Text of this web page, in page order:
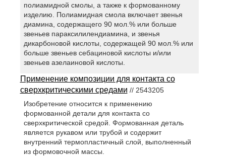
полиамидной смолы, а также к формованному
изделию. Полиамидная смола включает звенья
диамина, содержащего 90 мол.% или больше
звеньев параксилилендиамина, и звенья
дикарбоновой кислоты, содержащей 90 мол.% или
больше звеньев себациновой кислоты и/или
звеньев азелаиновой кислоты.
Применение композиции для контакта со
сверхкритическими средами // 2543205
Изобретение относится к применению
формованной детали для контакта со
сверхкритической средой. Формованная деталь
является рукавом или трубой и содержит
внутренний термопластичный слой, выполненный
из формовочной массы.